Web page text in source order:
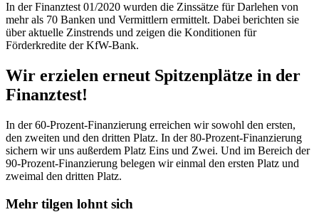
In der Finanztest 01/2020 wurden die Zinssätze für Darlehen von
mehr als 70 Banken und Vermittlern ermittelt. Dabei berichten sie
über aktuelle Zinstrends und zeigen die Konditionen für
Förderkredite der KfW-Bank.
Wir erzielen erneut Spitzenplätze in der
Finanztest!
In der 60-Prozent-Finanzierung erreichen wir sowohl den ersten,
den zweiten und den dritten Platz. In der 80-Prozent-Finanzierung
sichern wir uns außerdem Platz Eins und Zwei. Und im Bereich der
90-Prozent-Finanzierung belegen wir einmal den ersten Platz und
zweimal den dritten Platz.
Mehr tilgen lohnt sich